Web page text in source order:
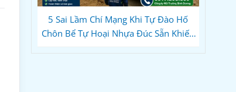
5 Sai Lầm Chí Mạng Khi Tự Đào Hố
Chôn Bể Tự Hoại Nhựa Đúc Sẵn Khiến